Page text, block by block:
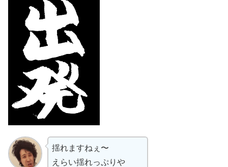
揺れますねぇ〜
えらい揺れっぷりや